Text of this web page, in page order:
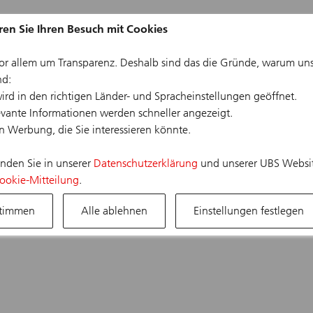
Sie Ihren Besuch mit Cookies
allem um Transparenz. Deshalb sind das die Gründe, warum
in den richtigen Länder- und Spracheinstellungen geöffnet.
Informationen werden schneller angezeigt.
Werbung, die Sie interessieren könnte.
Sie in unserer Datenschutzerklärung und unserer UBS
Mitteilung.
Alle ablehnen Einstellungen festlegen
Studierende (EN) Schülerinnen und Schüler
oder die Stelle wurde bereits vergeben. Wenn Sie an einem